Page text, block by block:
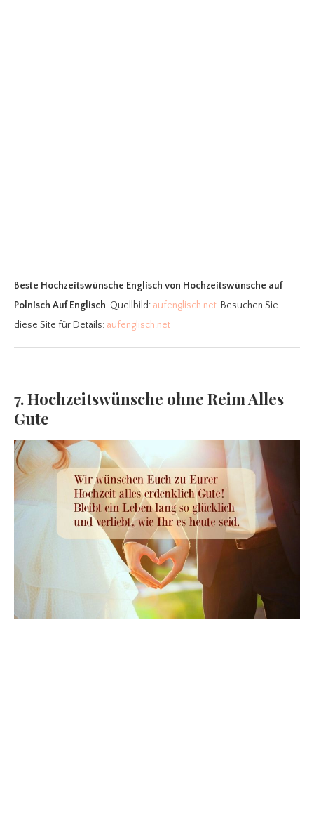
Beste Hochzeitswünsche Englisch von Hochzeitswünsche auf
Polnisch Auf Englisch. Quellbild: aufenglisch.net. Besuchen Sie
diese Site für Details: aufenglisch.net
7. Hochzeitswünsche ohne Reim Alles
Gute